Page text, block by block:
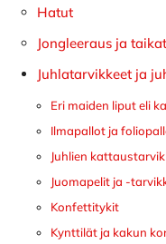
Hatut
Jongleeraus ja
Juhlatarvikkeet ja
Eri maiden liput eli
Ilmapallot ja
Juhlien
Juomapelit ja -
Konfettitykit
Kynttilät ja kakun